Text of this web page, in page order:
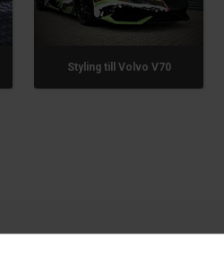
Styling till Volvo V70